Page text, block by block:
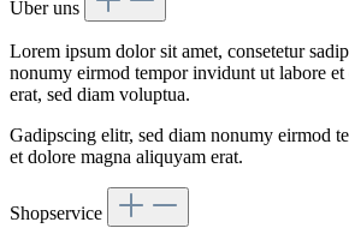
Über uns
Lorem ipsum dolor sit amet, consetetur
nonumy eirmod tempor invidunt ut labore
erat, sed diam voluptua.
Gadipscing elitr, sed diam nonumy eirmod
et dolore magna aliquyam erat.
Shopservice